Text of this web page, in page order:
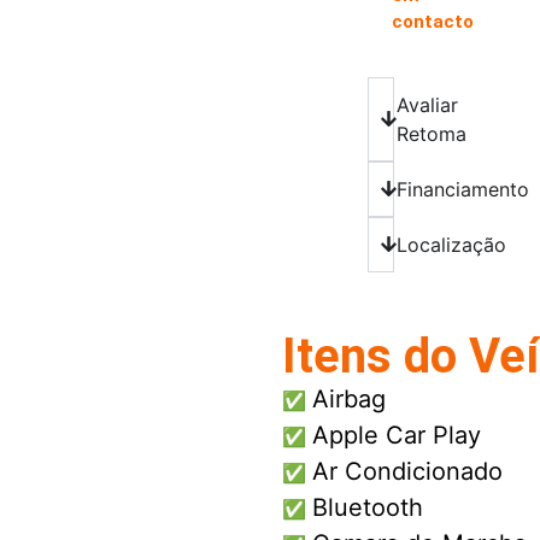
contacto
Avaliar
Retoma
Financiamento
Localização
Itens do
✅ Airbag
✅ Apple Car Play
✅ Ar Condicionado
✅ Bluetooth